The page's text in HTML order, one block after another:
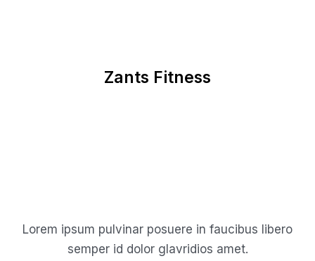
Zants Fitness
Lorem ipsum pulvinar posuere in faucibus libero
semper id dolor glavridios amet.